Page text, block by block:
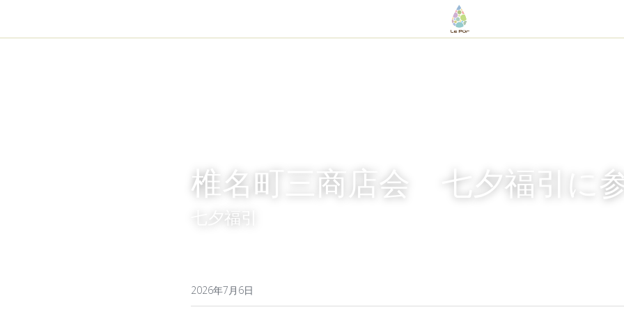
椎名町三商店会　七夕福引に
七夕福引
2026年7月6日